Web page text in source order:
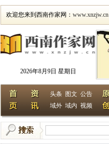
欢迎您来到西南作家网： www.xnzjw.cn
2026年8月9日 星期日
头条 图文 公告
域外 域内 视频